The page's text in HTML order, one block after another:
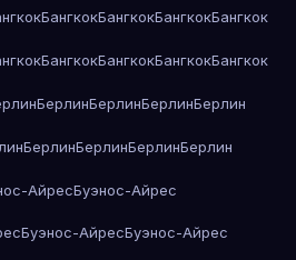
БангкокБангкокБангкокБангкок
БангкокБангкокБангкокБангкок
БерлинБерлинБерлинБерлин
БерлинБерлинБерлинБерлин
АйресБуэнос-Айрес
Буэнос-АйресБуэнос-Айрес